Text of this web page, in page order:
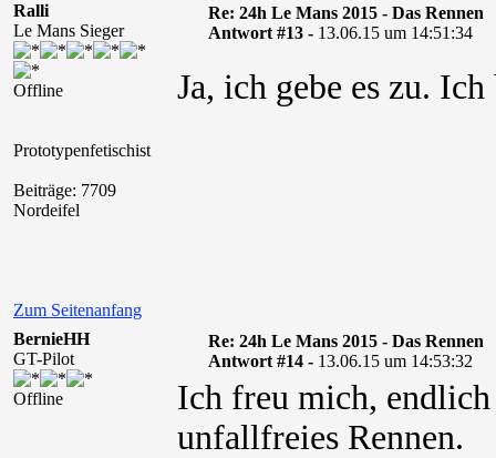
Ralli
Le Mans Sieger
Offline
Prototypenfetischist
Beiträge: 7709
Nordeifel
Re: 24h Le Mans 2015 - Das Rennen
Antwort #13 - 13.06.15 um 14:51:34
Ja, ich gebe es zu.
Zum Seitenanfang
BernieHH
GT-Pilot
Offline
Re: 24h Le Mans 2015 - Das Rennen
Antwort #14 - 13.06.15 um 14:53:32
Ich freu mich,
unfallfreies Rennen.